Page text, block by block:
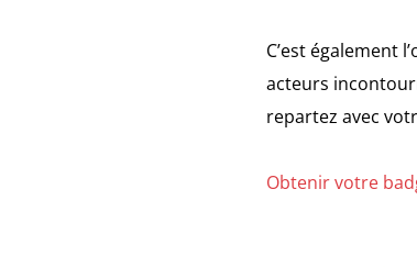
C’est également
acteurs
repartez avec
Obtenir votre